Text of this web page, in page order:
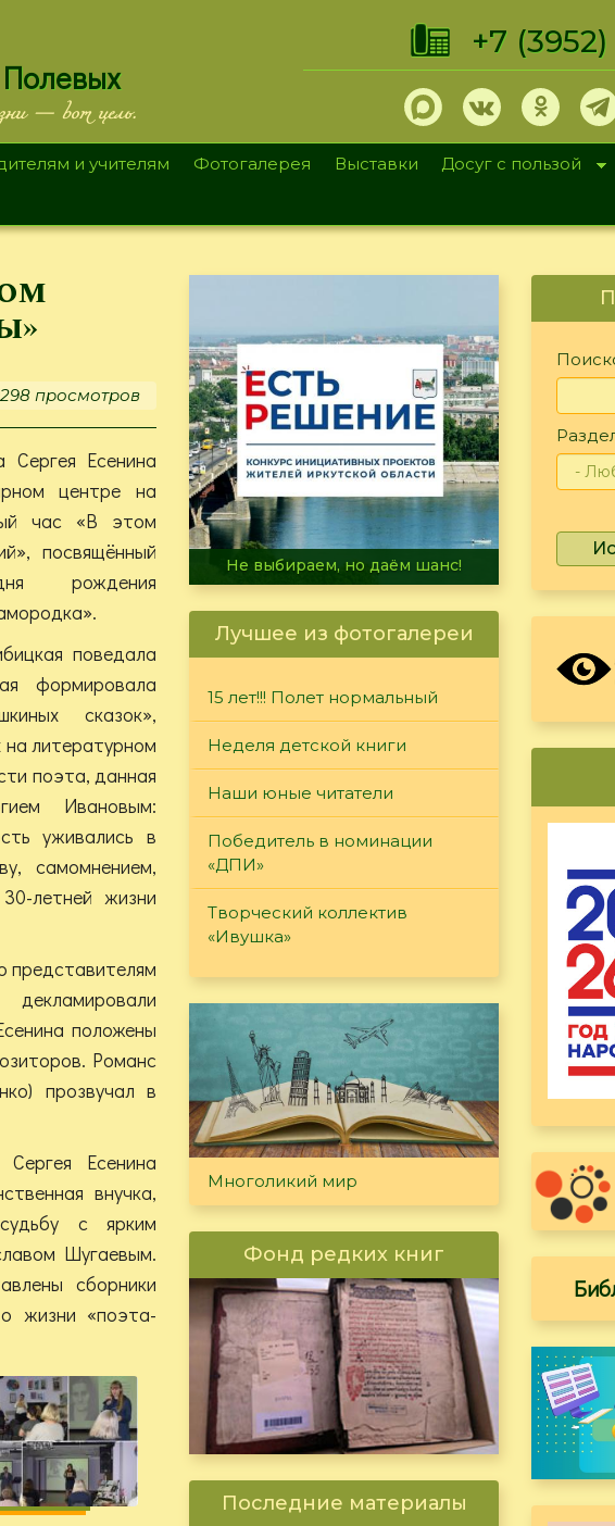
— вот цель.
+7
и учителям Фотогалерея Выставки
Досуг с пользой
просмотров
Сергея Есенина
центре на
час «В этом
посвящённый
рождения
поведала
формировала
сказок»,
на литературном
поэта, данная
Ивановым:
уживались в
самомнением,
летней жизни
представителям
положены
Романс
прозвучал в
Есенина
внучка,
с ярким
Шугаевым.
сборники
жизни «поэта-
В огне не горит, в воде не тонет
Лучшее из фотогалереи
15 лет!!! Полет нормальный
Неделя детской книги
Наши юные читатели
Победитель в номинации
«ДПИ»
Творческий коллектив
«Ивушка»
Многоликий мир
Фонд редких книг
Последние материалы